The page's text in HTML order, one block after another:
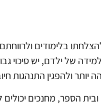
להצלחתו בלימודים
של ילדם, יש סיכוי
ולהפגין התנהגות
ובית הספר, מחנכים